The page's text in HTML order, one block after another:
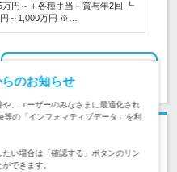
万円～＋各種手当＋賞与年2回 ┗
～1,000万円 ※…
歳*残業少*先輩の約99％が年収
のお知らせ
、ユーザーのみなさまに最適化され
の「インフォマティブデータ」を利
い場合は「確認する」ボタンのリン
できます。